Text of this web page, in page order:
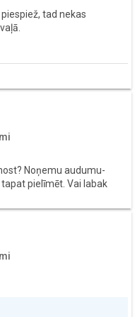
tad nekas
Noņemu audumu-
pielīmēt. Vai labak